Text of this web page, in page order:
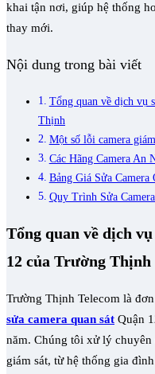
khai tận nơi, giúp hệ thống
thay mới.
Nội dung trong bài viết
Tổng quan về dịch vụ
Thịnh
Một số lỗi camera
Các Hãng Camera An
Bảng Giá Sửa
Quy Trình Sửa
Tổng quan về dịch
12 của Trường Thịnh
Trường Thịnh Telecom là
sửa camera quan sát Quận
năm. Chúng tôi xử lý
giám sát, từ hệ thống gia